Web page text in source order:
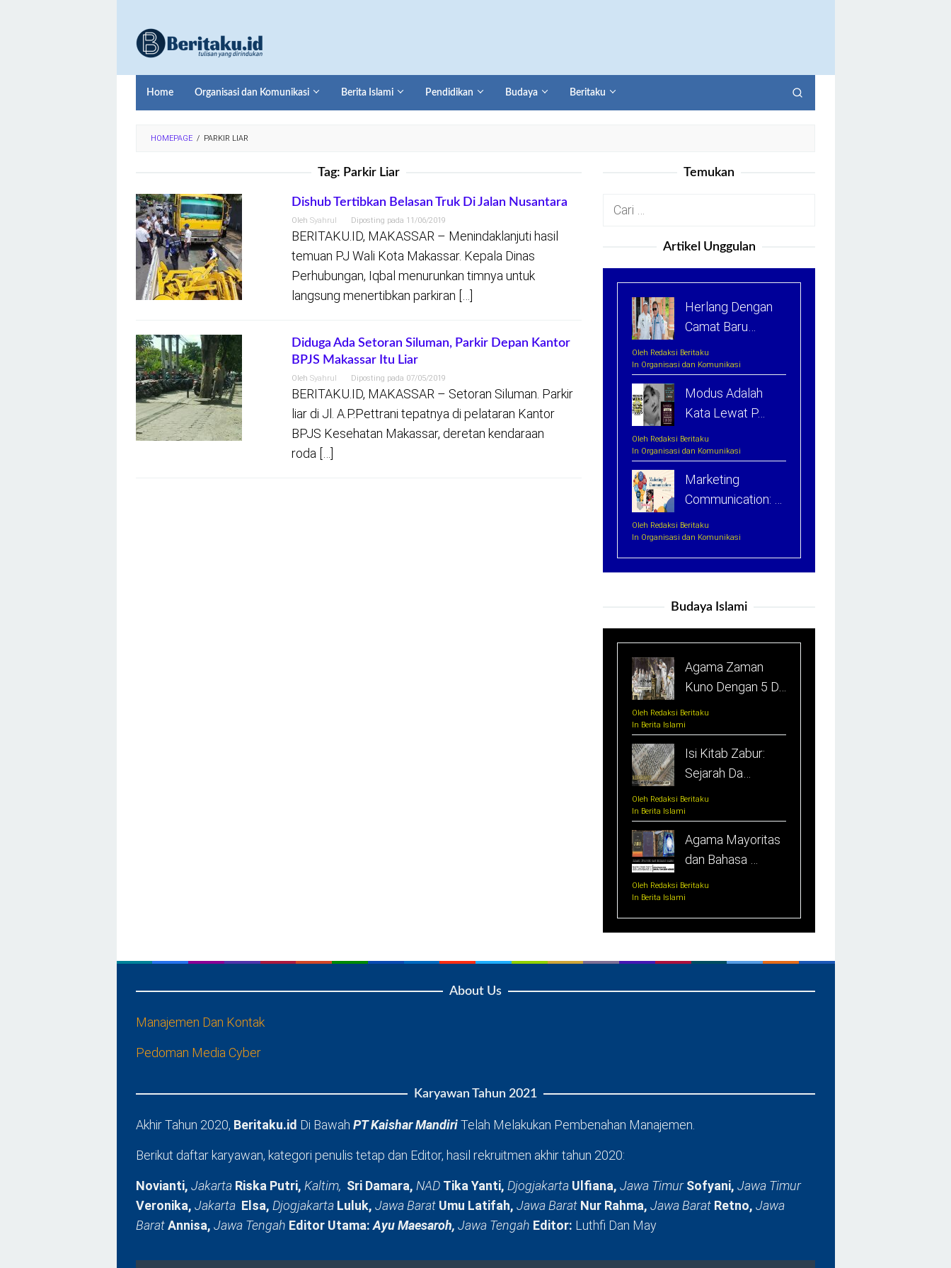
konten
Home Organisasi dan Komunikasi Berita Islami Pendidikan Budaya Beritaku
HOMEPAGE / PARKIR LIAR
Tag: Parkir Liar
Dishub Tertibkan Belasan Truk Di Jalan Nusantara
Oleh Syahrul Diposting pada 11/06/2019
BERITAKU.ID, MAKASSAR – Menindaklanjuti hasil
temuan PJ Wali Kota Makassar. Kepala Dinas
Perhubungan, Iqbal menurunkan timnya untuk
langsung menertibkan parkiran […]
Diduga Ada Setoran Siluman, Parkir Depan Kantor
BPJS Makassar Itu Liar
Oleh Syahrul Diposting pada 07/05/2019
BERITAKU.ID, MAKASSAR – Setoran Siluman. Parkir
liar di Jl. A.P.Pettrani tepatnya di pelataran Kantor
BPJS Kesehatan Makassar, deretan kendaraan
roda […]
Temukan
Cari
Artikel Unggulan
Herlang Dengan
Camat Baru…
Oleh Redaksi Beritaku
In Organisasi dan Komunikasi
Modus Adalah
Kata Lewat P…
Oleh Redaksi Beritaku
In Organisasi dan Komunikasi
Marketing
Communication: …
Oleh Redaksi Beritaku
In Organisasi dan Komunikasi
Budaya Islami
Agama Zaman
Kuno Dengan 5 D…
Oleh Redaksi Beritaku
In Berita Islami
Isi Kitab Zabur:
Sejarah Da…
Oleh Redaksi Beritaku
In Berita Islami
Agama Mayoritas
dan Bahasa …
Oleh Redaksi Beritaku
In Berita Islami
About Us
Manajemen Dan Kontak
Pedoman Media Cyber
Karyawan Tahun 2021
Akhir Tahun 2020, Beritaku.id Di Bawah PT Kaishar MandiriTelah Melakukan Pembenahan Manajemen.
Berikut daftar karyawan, kategori penulis tetap dan Editor, hasil rekruitmen akhir tahun 2020:
Novianti, Jakarta Riska Putri, Kaltim, Sri Damara, NAD Tika Yanti, Djogjakarta Ulfiana, Jawa TimurSofyani, Jawa Timur
Veronika, Jakarta Elsa, Djogjakarta Luluk, Jawa Barat Umu Latifah, Jawa Barat Nur Rahma, Jawa Barat Retno, Jawa
BaratAnnisa, Jawa Tengah Editor Utama:Ayu Maesaroh, Jawa Tengah Editor: Luthfi Dan May